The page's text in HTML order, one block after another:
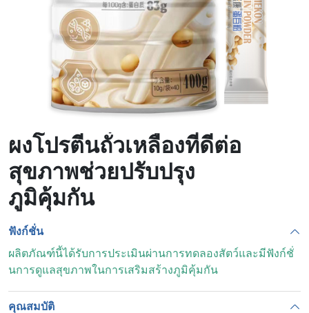
ผงโปรตีนถั่วเหลืองที่ดีต่อ
สุขภาพช่วยปรับปรุง
ภูมิคุ้มกัน
ฟังก์ชั่น
ผลิตภัณฑ์นี้ได้รับการประเมินผ่านการทดลองสัตว์และมีฟังก์ชั่
นการดูแลสุขภาพในการเสริมสร้างภูมิคุ้มกัน
คุณสมบัติ